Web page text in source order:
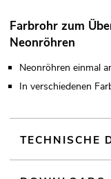
Farbrohr zum
Neonröhren
Neonröhren einmal
In verschiedenen
TECHNISCHE